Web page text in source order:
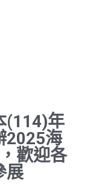
(114)年
2025海
歡迎各
展